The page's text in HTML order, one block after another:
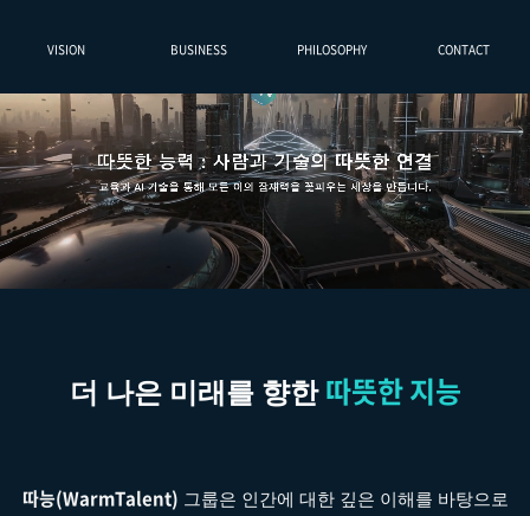
VISION BUSINESS PHILOSOPHY CONTACT
더 나은 미래를 향한 따뜻한 지능
따능(WarmTalent) 그룹은 인간에 대한 깊은 이해를 바탕으로